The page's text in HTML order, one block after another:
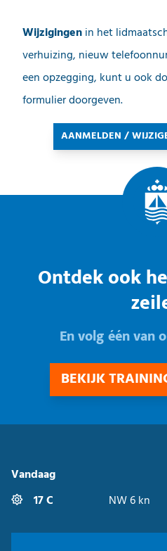
Wijzigingenin het
verhuizing, nieuw
een opzegging, kunt u ook
formulier doorgeven.
AANMELDEN /
Ontdek ook
En volg één van
BEKIJK
Vandaag
17 C
NW 6 kn